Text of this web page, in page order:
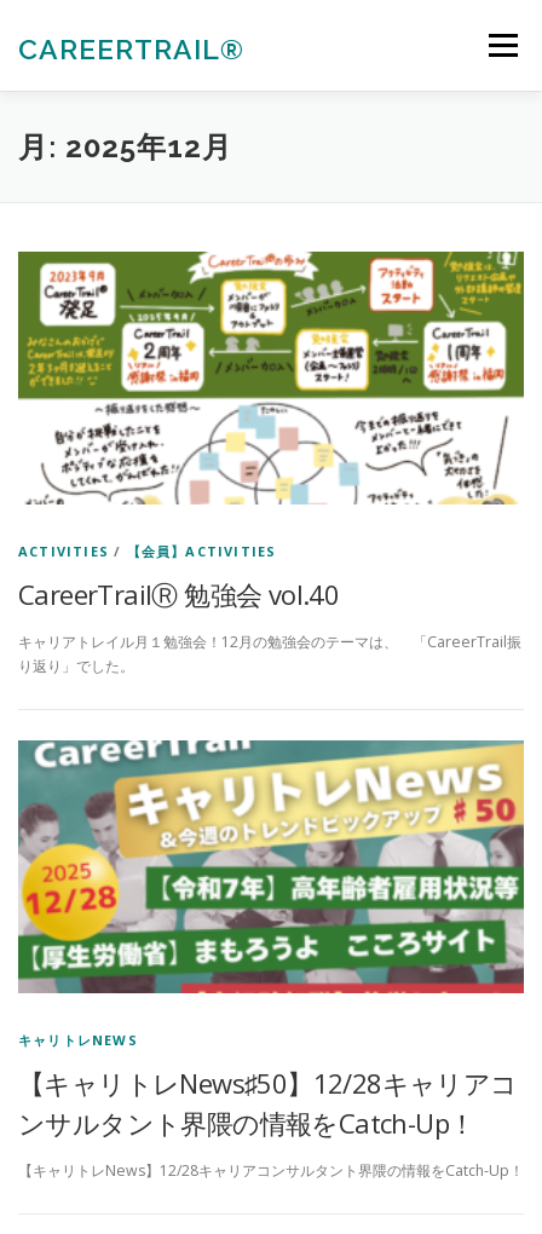
CAREERTRAIL® メニュー
私たちについて キャリアコンサルタント各種受験対策
会員ぺージ ACTIVITIES
月: 2025年12月
ACTIVITIES / 【会員】ACTIVITIES
CareerTrailⓇ 勉強会 vol.40
キャリアトレイル月１勉強会！12月の勉強会のテーマは、 「CareerTrail振
り返り」でした。
キャリトレNEWS
【キャリトレNews♯50】12/28キャリアコ
ンサルタント界隈の情報をCatch-Up！
【キャリトレNews】12/28キャリアコンサルタント界隈の情報をCatch-Up！